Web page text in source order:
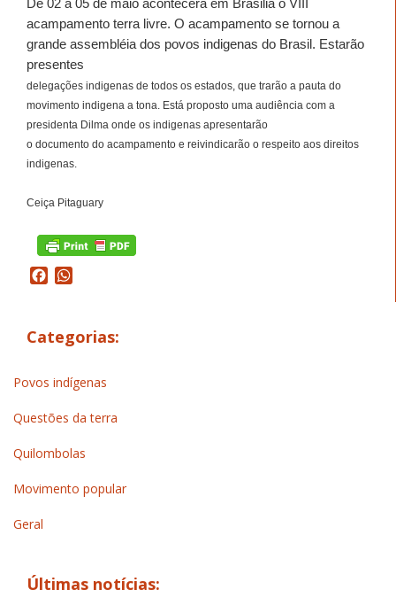
acampamento terra livre. O acampamento se tornou a
grande assembléia dos povos indigenas do Brasil. Estarão
presentes
delegações indigenas de todos os estados, que trarão a pauta do
movimento indigena a tona. Está proposto uma audiência com a
presidenta Dilma onde os indigenas apresentarão
o documento do acampamento e reivindicarão o respeito aos direitos
indigenas.
Ceiça Pitaguary
Facebook
Categorias:
Povos indígenas
Questões da terra
Quilombolas
Movimento popular
Geral
Últimas notícias: